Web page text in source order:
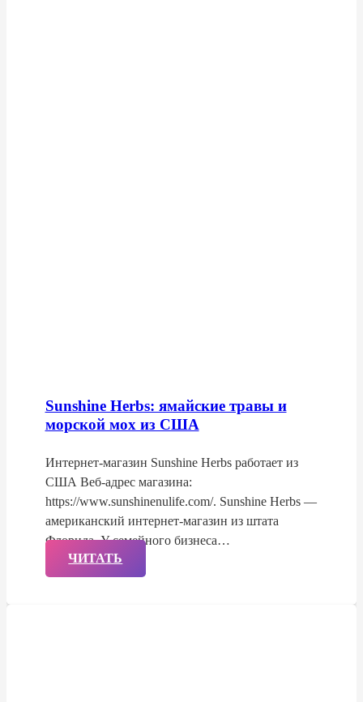
Sunshine Herbs: ямайские травы и
морской мох из США
Интернет-магазин Sunshine Herbs работает из
США Веб-адрес магазина:
https://www.sunshinenulife.com/. Sunshine Herbs —
американский интернет-магазин из штата
Флорида. У семейного бизнеса…
ЧИТАТЬ